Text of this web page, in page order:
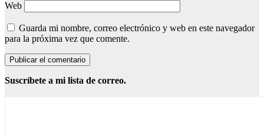
Web
Guarda mi nombre, correo electrónico y web en este navegador
para la próxima vez que comente.
Suscríbete a mi lista de correo.